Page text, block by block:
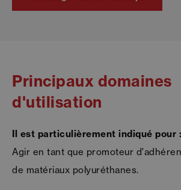
Principaux domaines
d'utilisation
Il est particulièrement indiqué pour :
Agir en tant que promoteur
de matériaux polyuréthanes.